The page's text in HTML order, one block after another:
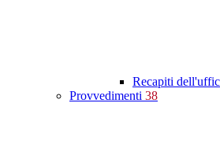
Recapiti
Provvedimenti 38